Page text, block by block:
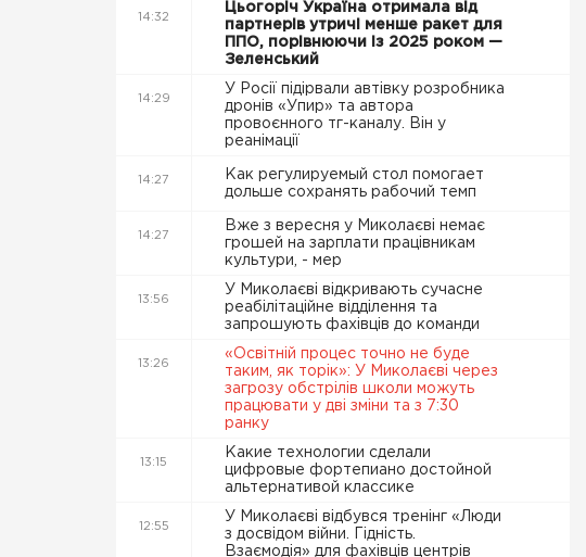
14:32
Цьогоріч Україна отримала від
партнерів утричі менше ракет для
ППО, порівнюючи із 2025 роком —
Зеленський
14:29
У Росії підірвали автівку розробника
дронів «Упир» та автора
провоєнного тг-каналу. Він у
реанімації
14:27
Как регулируемый стол помогает
дольше сохранять рабочий темп
14:27
Вже з вересня у Миколаєві немає
грошей на зарплати працівникам
культури, - мер
13:56
У Миколаєві відкривають сучасне
реабілітаційне відділення та
запрошують фахівців до команди
13:26
«Освітній процес точно не буде
таким, як торік»: У Миколаєві через
загрозу обстрілів школи можуть
працювати у дві зміни та з 7:30
ранку
13:15
Какие технологии сделали
цифровые фортепиано достойной
альтернативой классике
12:55
У Миколаєві відбувся тренінг «Люди
з досвідом війни. Гідність.
Взаємодія» для фахівців центрів